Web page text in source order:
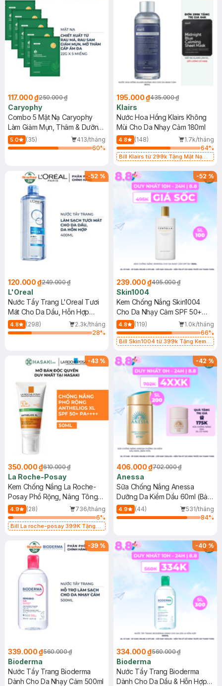
117.000 ₫250.000 ₫
Caryophy
Combo 5 Mặt Nạ Caryophy
Làm Giảm Mụn, Thâm & Dưỡng
Ẩm Da 22g
5.0 (35)
413/tháng
60%
195.000 ₫435.000 ₫
Klairs
Nước Hoa Hồng Klairs Không
Mùi Cho Da Nhạy Cảm 180ml
4.8 (148)
1.7k/tháng
64%
Bill Klairs từ 299k Tặng Mặt Nạ
25ml (SL Có Hạn)
-52 %
120.000 ₫249.000 ₫
L'Oreal
Nước Tẩy Trang L'Oreal Tươi
Mát Cho Da Dầu, Hỗn Hợp
400ml
4.8 (298)
2.3k/tháng
28%
-52%
239.000 ₫495.000 ₫
Skin1004
Kem Chống Nắng Skin1004
Cho Da Nhạy Cảm SPF 50+
50ml
4.8 (119)
1.0k/tháng
66%
Bill Skin1004 từ 399k Tặng Kem
SPF 50+ 20ml (SL Có Hạn)
-43 %
350.000 ₫610.000 ₫
La Roche-Posay
Kem Chống Nắng La Roche-
Posay Phổ Rộng, Nâng Tông
Kiềm Dầu 50ml
4.9 (28)
736/tháng
6%
Bill La roche-posay 399K Tặng
(SL có hạn)
-42%
406.000 ₫702.000 ₫
Anessa
Sữa Chống Nắng Anessa
Dưỡng Da Kiềm Dầu 60ml (Bản
Mới)
4.9 (44)
531/tháng
84%
-39 %
339.000 ₫560.000 ₫
Bioderma
Nước Tẩy Trang Bioderma
Dành Cho Da Nhạy Cảm 500ml
-40%
334.000 ₫560.000 ₫
Bioderma
Nước Tẩy Trang Bioderma
Dành Cho Da Dầu & Hỗn Hợp